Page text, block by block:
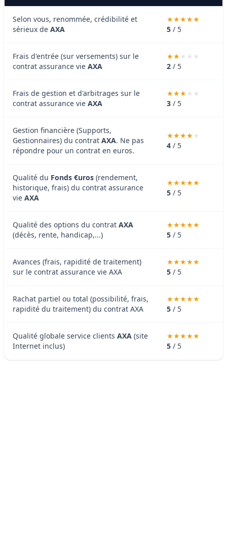
Selon vous, renommée, crédibilité et
sérieux de AXA 5 / 5
Frais d'entrée (sur versements) sur le
contrat assurance vie AXA 2 / 5
Frais de gestion et d'arbitrages sur le
contrat assurance vie AXA 3 / 5
Gestion financière (Supports,
Gestionnaires) du contrat AXA. Ne pas
répondre pour un contrat en euros.
4 / 5
Qualité du Fonds €uros (rendement,
historique, frais) du contrat assurance
vie AXA
5 / 5
Qualité des options du contrat AXA
(décès, rente, handicap,...)
5 / 5
Avances (frais, rapidité de traitement)
sur le contrat assurance vie AXA
5 / 5
Rachat partiel ou total (possibilité, frais,
rapidité du traitement) du contrat AXA
5 / 5
Qualité globale service clients AXA (site
Internet inclus)
5 / 5